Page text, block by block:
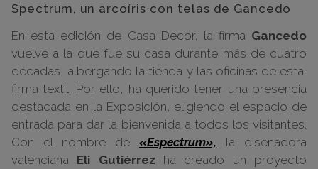
Spectrum, un arcoíris con telas de Gancedo
En esta edición de Casa Decor, la firma Gancedo
vuelve a la que fue su casa durante más de cuatro
décadas, albergando la tienda y las oficinas de esta
firma textil. Por ello, ha querido tener una presencia
destacada en la Exposición, eligiendo el espacio de
entrada para dar la bienvenida a todos los visitantes.
Con el nombre de «Espectrum», la diseñadora
valenciana Eli Gutiérrez ha creado un proyecto